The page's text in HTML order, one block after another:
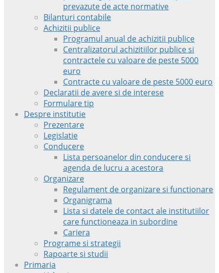
prevazute de acte normative
Bilanturi contabile
Achizitii publice
Programul anual de achizitii publice
Centralizatorul achizitiilor publice si
contractele cu valoare de peste 5000
euro
Contracte cu valoare de peste 5000 euro
Declaratii de avere si de interese
Formulare tip
Despre institutie
Prezentare
Legislatie
Conducere
Lista persoanelor din conducere si
agenda de lucru a acestora
Organizare
Regulament de organizare si functionare
Organigrama
Lista si datele de contact ale institutiilor
care functioneaza in subordine
Cariera
Programe si strategii
Rapoarte si studii
Primaria